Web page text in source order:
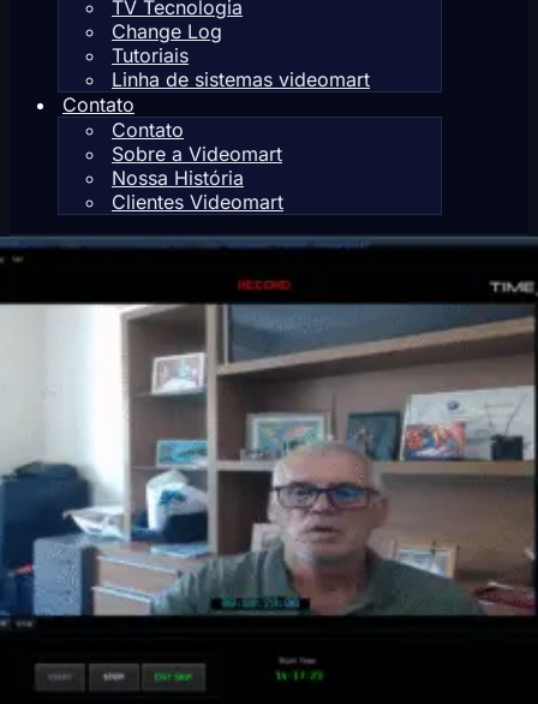
TV Tecnologia
Change Log
Tutoriais
Linha de sistemas videomart
Contato
Contato
Sobre a Videomart
Nossa História
Clientes Videomart